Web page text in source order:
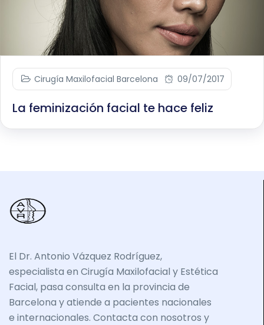
Cirugía Maxilofacial Barcelona 09/07/2017
La feminización facial te hace feliz
El Dr. Antonio Vázquez Rodríguez,
especialista en Cirugía Maxilofacial y Estética
Facial, pasa consulta en la provincia de
Barcelona y atiende a pacientes nacionales
e internacionales. Contacta con nosotros y